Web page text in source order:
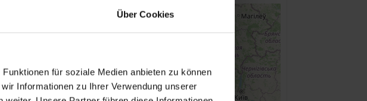
Über Cookies
für soziale Medien anbieten zu können
Informationen zu Ihrer Verwendung unserer